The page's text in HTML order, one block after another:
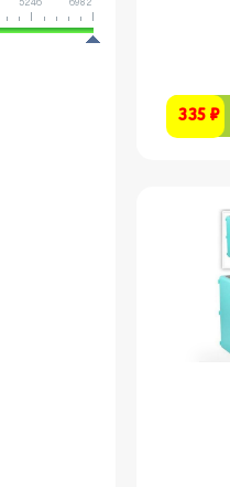
5246 6982
335 ₽